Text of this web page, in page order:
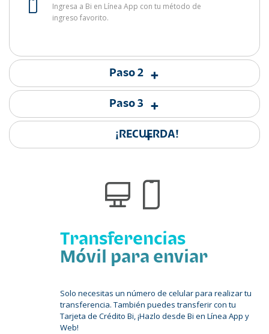
Ingresa a Bi en Línea App con tu método de
ingreso favorito.
+
Paso 2
+
Paso 3
+
¡RECUERDA!
Transferencias
Móvil para enviar
Solo necesitas un número de celular para realizar tu
transferencia. También puedes transferir con tu
Tarjeta de Crédito Bi, ¡Hazlo desde Bi en Línea App y
Web!